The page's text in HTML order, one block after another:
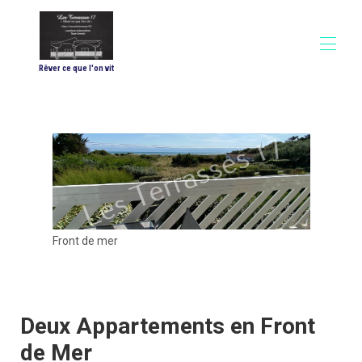
Rêver ce que l'on vit
Nos appartements ▾
Photos
Conditions & Tarifs
Equipements "Les Cairns"
Equipements "Les Salines"
Nous contacter
Front de mer
Deux Appartements en Front
de Mer